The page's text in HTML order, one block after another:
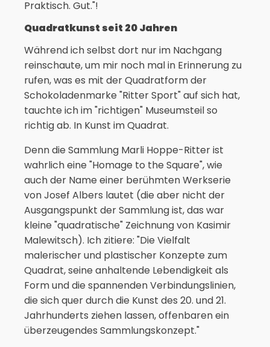
Praktisch. Gut."!
Quadratkunst seit 20 Jahren
Während ich selbst dort nur im Nachgang
reinschaute, um mir noch mal in Erinnerung zu
rufen, was es mit der Quadratform der
Schokoladenmarke "Ritter Sport" auf sich hat,
tauchte ich im "richtigen" Museumsteil so
richtig ab. In Kunst im Quadrat.
Denn die Sammlung Marli Hoppe-Ritter ist
wahrlich eine "Homage to the Square", wie
auch der Name einer berühmten Werkserie
von Josef Albers lautet (die aber nicht der
Ausgangspunkt der Sammlung ist, das war
kleine "quadratische" Zeichnung von Kasimir
Malewitsch). Ich zitiere: "Die Vielfalt
malerischer und plastischer Konzepte zum
Quadrat, seine anhaltende Lebendigkeit als
Form und die spannenden Verbindungslinien,
die sich quer durch die Kunst des 20. und 21.
Jahrhunderts ziehen lassen, offenbaren ein
überzeugendes Sammlungskonzept."